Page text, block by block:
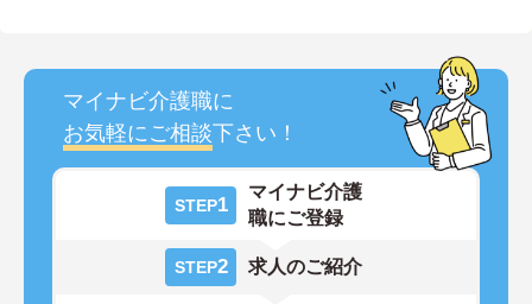
マイナビ介護職に
お気軽にご相談下さい！
STEP1
マイナビ介護
職にご登録
STEP2 求人のご紹介